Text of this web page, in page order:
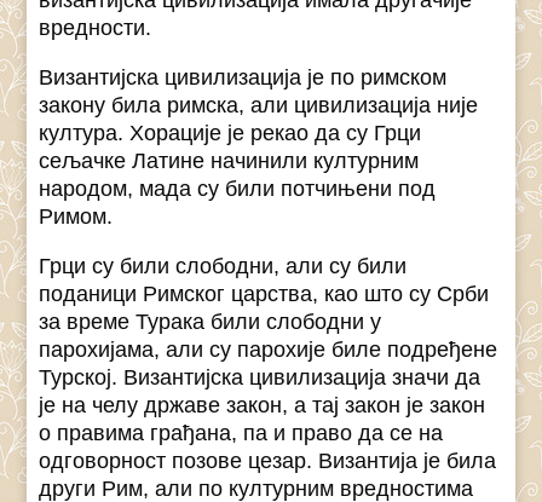
вредности.
Византијска цивилизација је по римском
закону била римска, али цивилизација није
култура. Хорације је рекао да су Грци
сељачке Латине начинили културним
народом, мада су били потчињени под
Римом.
Грци су били слободни, али су били
поданици Римског царства, као што су Срби
за време Турака били слободни у
парохијама, али су парохије биле подређене
Турској. Византијска цивилизација значи да
је на челу државе закон, а тај закон је закон
о правима грађана, па и право да се на
одговорност позове цезар. Византија је била
други Рим, али по културним вредностима